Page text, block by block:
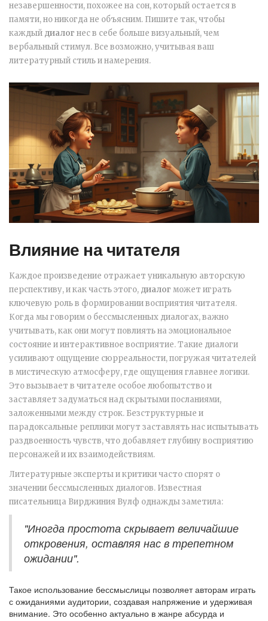
незавершенности, похожее на сон, который остается в
памяти, но никогда не объясним. Пишите так, чтобы
каждый диалог нес в себе больше визуальный, чем
вербальный стимул. Все возможно, учитывая ваш
литературный стиль и намерения.
Влияние на читателя
Каждое произведение отражает уникальную авторскую
перспективу, и как часть этого, диалог может играть
ключевую роль в формировании восприятия читателя.
Когда мы говорим о бессмысленных диалогах, важно
учитывать, как они могут повлиять на эмоциональное
состояние и интерактивное восприятие. Такие диалоги
усиливают ощущение сюрреальности, погружая читателей
в мистическую атмосферу, где ощущения главнее логики.
Это вызывает в читателе особое любопытство и
заставляет задуматься над скрытыми посланиями,
заложенными между строк. Безструктурные и
парадоксальные реплики могут заставлять нас испытывать
раздвоенность чувств, что добавляет глубину восприятию
персонажей и их взаимодействиям.
Литературные эксперты и критики часто спорят о
значении бессмысленных диалогов. Известная
писательница Вирджиния Вулф однажды заметила:
"Иногда простота скрывает величайшие
откровения, оставляя нас в трепетном
ожидании".
Такое использование бессмыслицы позволяет авторам играть
с ожиданиями аудитории, создавая напряжение и удерживая
внимание. Это особенно актуально в жанре абсурда и